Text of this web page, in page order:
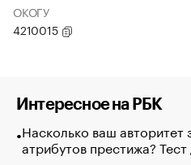
ОКОГУ
4210015
Интересное на РБК
Насколько ваш авторитет
атрибутов престижа?